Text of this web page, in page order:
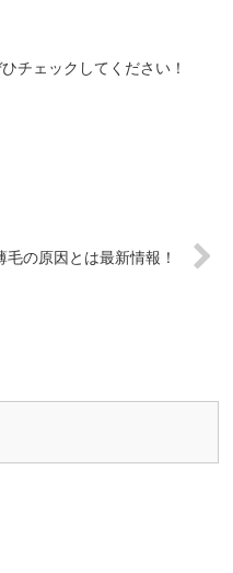
チェックしてください！
毛の原因とは最新情報！